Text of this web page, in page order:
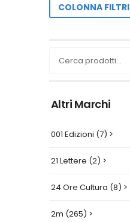
COLONNA FILTRI
Altri Marchi
001 Edizioni (7) >
21 Lettere (2) >
24 Ore Cultura (8) >
2m (265) >